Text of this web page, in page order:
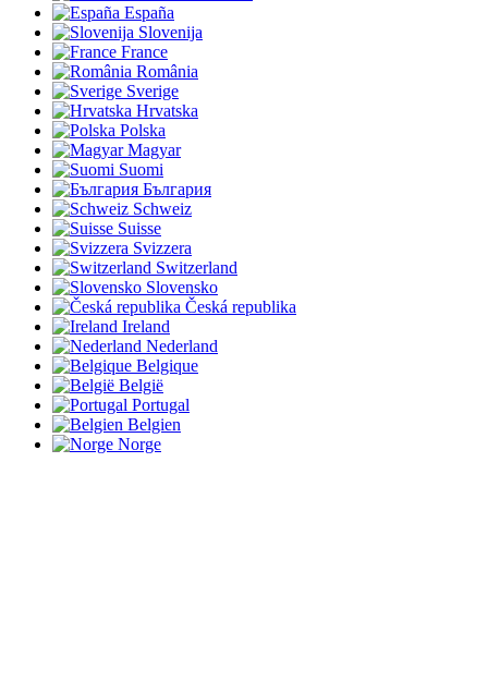
España
Slovenija
France
România
Sverige
Hrvatska
Polska
Magyar
Suomi
България
Schweiz
Suisse
Svizzera
Switzerland
Slovensko
Česká republika
Ireland
Nederland
Belgique
België
Portugal
Belgien
Norge